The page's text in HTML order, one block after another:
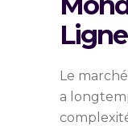
Ligne
Le
a